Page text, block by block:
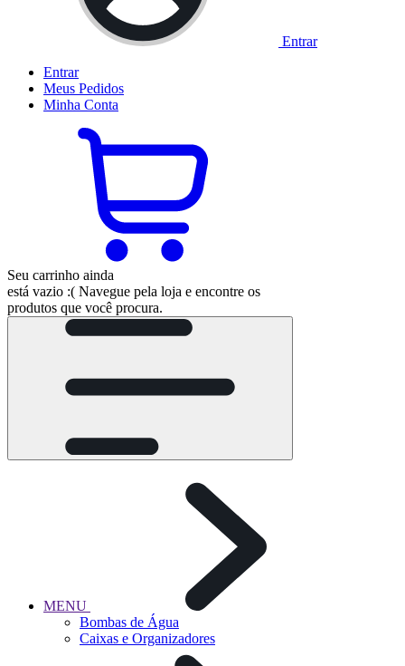
Entrar
Entrar
Meus Pedidos
Minha Conta
Seu carrinho ainda
está vazio :( Navegue pela loja e encontre os
produtos que você procura.
MENU
Bombas de Água
Caixas e Organizadores